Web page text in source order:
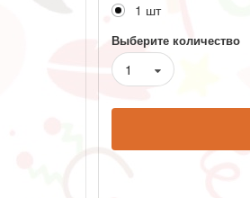
1 шт
Выберите количество
1